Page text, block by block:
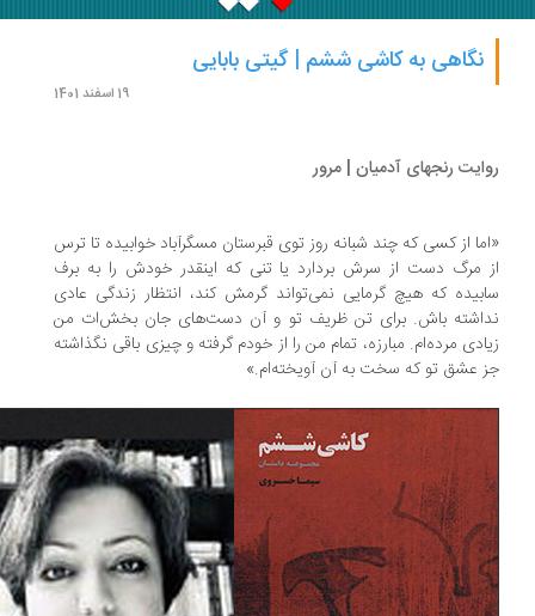
نگاهی به کاشی ششم | گیتی بابایی
رنجهای آدمیان | مرور
از کسی که چند شبانه روز توی قبرستان مسگرآباد خوابیده تا ترس
مرگ دست از سرش بردارد یا تنی که اینقدر خودش را به برف
که هیچ گرمایی نمی‌تواند گرمش کند، انتظار زندگی عادی
باش. برای تن ظریف تو و آن دست‌های جان بخش‌ات من
مرده‌ام. مبارزه، تمام من را از خودم گرفته و چیزی باقی نگذاشته
عشق تو که سخت به آن آویخته‌ام.»